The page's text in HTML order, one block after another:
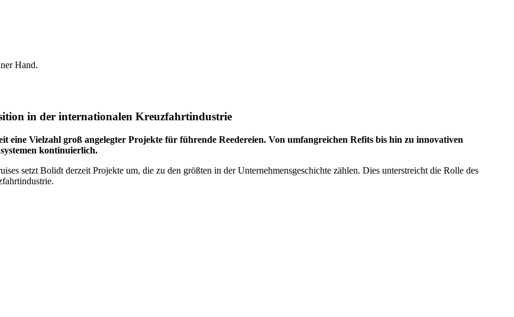
Hand.
in der internationalen Kreuzfahrtindustrie
Vielzahl groß angelegter Projekte für führende Reedereien. Von umfangreichen Refits bis hin zu innovativen
kontinuierlich.
setzt Bolidt derzeit Projekte um, die zu den größten in der Unternehmensgeschichte zählen. Dies unterstreicht die Rolle des